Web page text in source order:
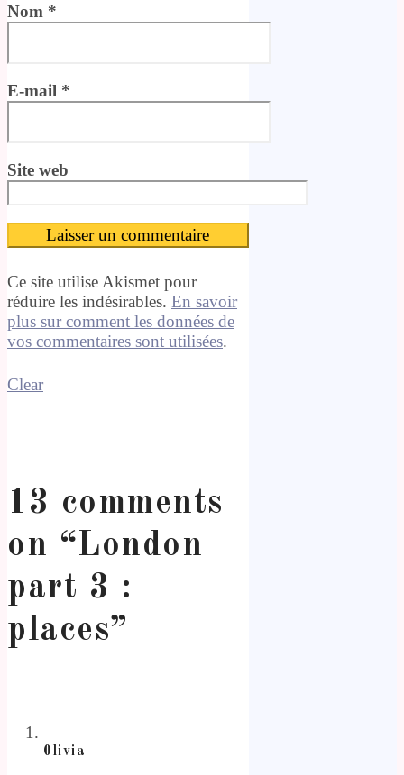
Nom *
E-mail *
Site web
Ce site utilise Akismet pour
réduire les indésirables. En savoir
plus sur comment les données de
vos commentaires sont utilisées.
Clear
13 comments
on “London
part 3 :
places”
0livia